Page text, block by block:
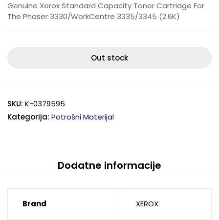
Genuine Xerox Standard Capacity Toner Cartridge For
The Phaser 3330/WorkCentre 3335/3345 (2.6K)
Out stock
SKU: K-0379595
Kategorija: Potrošni Materijal
Dodatne informacije
Brand XEROX